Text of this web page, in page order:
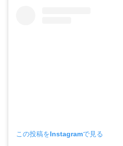
この投稿をInstagramで見る